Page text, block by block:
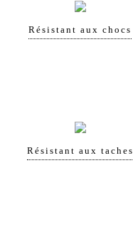
Résistant aux chocs
Résistant aux taches